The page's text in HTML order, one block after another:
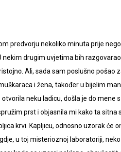
predvorju nekoliko minuta prije
nekim drugim uvjetima bih
Ali, sada sam poslušno pošao
i žena, također u bijelim
neku ladicu, došla je do mene
prst i objasnila mi kako ta
krvi. Kapljicu, odnosno uzorak će
u toj misterioznoj laboratoriji,